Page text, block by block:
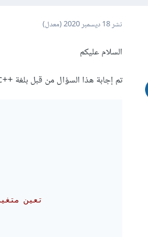
نشر18 ديسمبر 2020 (معدل)
السلام عليكم
تم إجابة هذا السؤال من قبل بلغة ++c